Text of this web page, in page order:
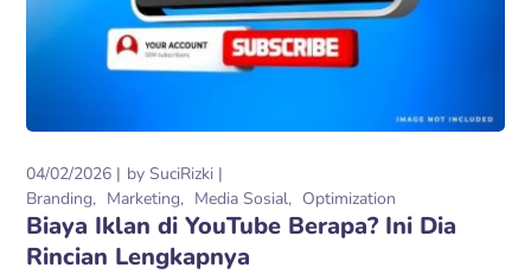
04/02/2026 bySuciRizki
Branding
Marketing Media Sosial Optimization
Biaya Iklan di YouTube Berapa? Ini Dia
Rincian Lengkapnya